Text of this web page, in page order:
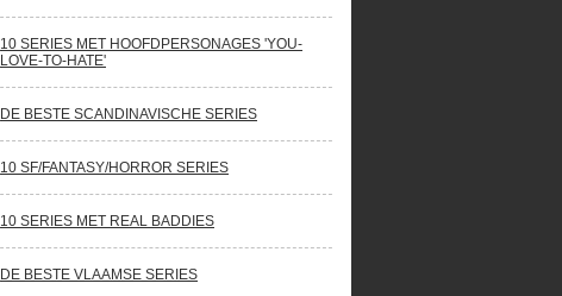
10 SERIES MET HOOFDPERSONAGES 'YOU-
LOVE-TO-HATE'
DE BESTE SCANDINAVISCHE SERIES
10 SF/FANTASY/HORROR SERIES
10 SERIES MET REAL BADDIES
DE BESTE VLAAMSE SERIES